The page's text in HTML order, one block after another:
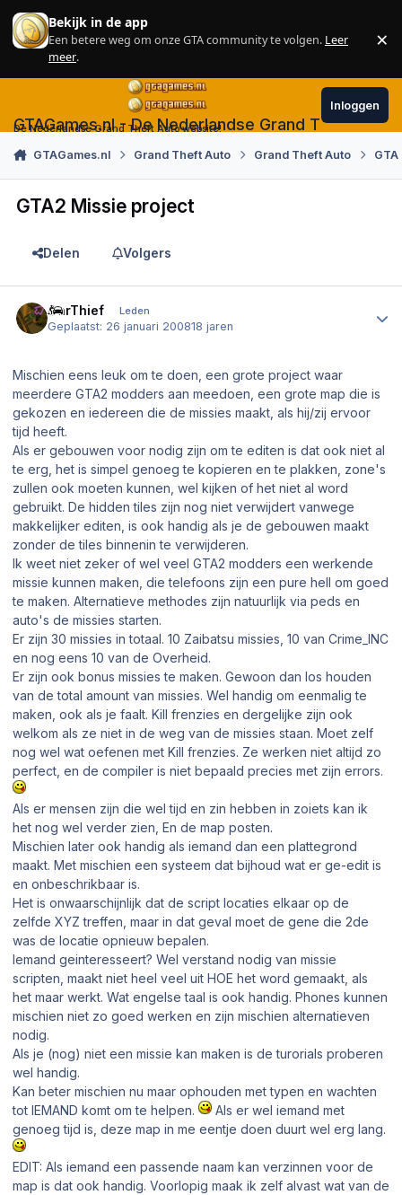
Skip to content
Bekijk in de app
Een betere weg om onze GTA community te volgen. Leer
meer.
×
GTAGames.nl - De Nederlandse Grand Theft Auto
De Nederlandse Grand Theft Auto website!
Inloggen
GTAGames.nl Grand Theft Auto Grand Theft Auto
GTA2 Missie project
Delen Volgers
CarThief Leden
Geplaatst: 26 januari 200818 jaren
Mischien eens leuk om te doen, een grote project waar
meerdere GTA2 modders aan meedoen, een grote map die is
gekozen en iedereen die de missies maakt, als hij/zij ervoor
tijd heeft.
Als er gebouwen voor nodig zijn om te editen is dat ook niet al
te erg, het is simpel genoeg te kopieren en te plakken, zone's
zullen ook moeten kunnen, wel kijken of het niet al word
gebruikt. De hidden tiles zijn nog niet verwijdert vanwege
makkelijker editen, is ook handig als je de gebouwen maakt
zonder de tiles binnenin te verwijderen.
Ik weet niet zeker of wel veel GTA2 modders een werkende
missie kunnen maken, die telefoons zijn een pure hell om goed
te maken. Alternatieve methodes zijn natuurlijk via peds en
auto's de missies starten.
Er zijn 30 missies in totaal. 10 Zaibatsu missies, 10 van Crime_INC
en nog eens 10 van de Overheid.
Er zijn ook bonus missies te maken. Gewoon dan los houden
van de total amount van missies. Wel handig om eenmalig te
maken, ook als je faalt. Kill frenzies en dergelijke zijn ook
welkom als ze niet in de weg van de missies staan. Moet zelf
nog wel wat oefenen met Kill frenzies. Ze werken niet altijd zo
perfect, en de compiler is niet bepaald precies met zijn errors.
Als er mensen zijn die wel tijd en zin hebben in zoiets kan ik
het nog wel verder zien, En de map posten.
Mischien later ook handig als iemand dan een plattegrond
maakt. Met mischien een systeem dat bijhoud wat er ge-edit is
en onbeschrikbaar is.
Het is onwaarschijnlijk dat de script locaties elkaar op de
zelfde XYZ treffen, maar in dat geval moet de gene die 2de
was de locatie opnieuw bepalen.
Iemand geinteresseert? Wel verstand nodig van missie
scripten, maakt niet heel veel uit HOE het word gemaakt, als
het maar werkt. Wat engelse taal is ook handig. Phones kunnen
mischien niet zo goed werken en zijn mischien alternatieven
nodig.
Als je (nog) niet een missie kan maken is de turorials proberen
wel handig.
Kan beter mischien nu maar ophouden met typen en wachten
tot IEMAND komt om te helpen.
Als er wel iemand met
genoeg tijd is, deze map in me eentje doen duurt wel erg lang.
EDIT: Als iemand een passende naam kan verzinnen voor de
map is dat ook handig. Voorlopig maak ik zelf alvast wat van de